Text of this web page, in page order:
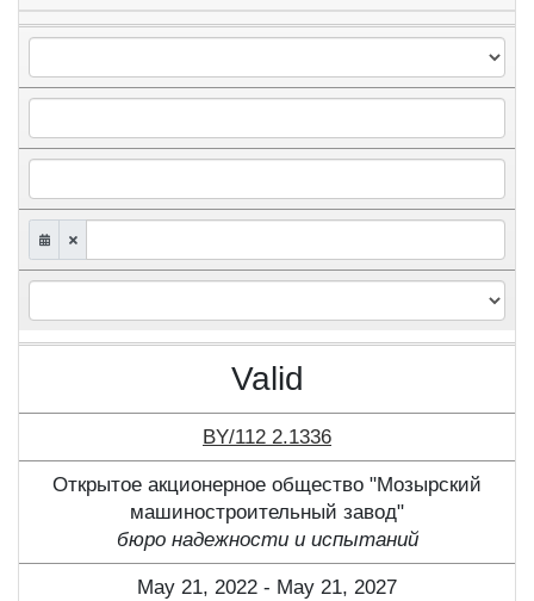
Valid
BY/112 2.1336
Открытое акционерное общество "Мозырский
машиностроительный завод"
бюро надежности и испытаний
May 21, 2022 - May 21, 2027